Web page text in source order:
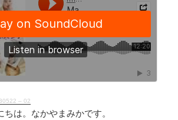
e
a
d
s
y
Li
n
k
– 02
は。なかやまみかです。